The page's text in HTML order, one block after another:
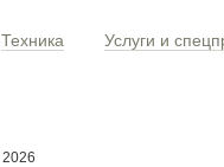
Техника Услуги и
2026